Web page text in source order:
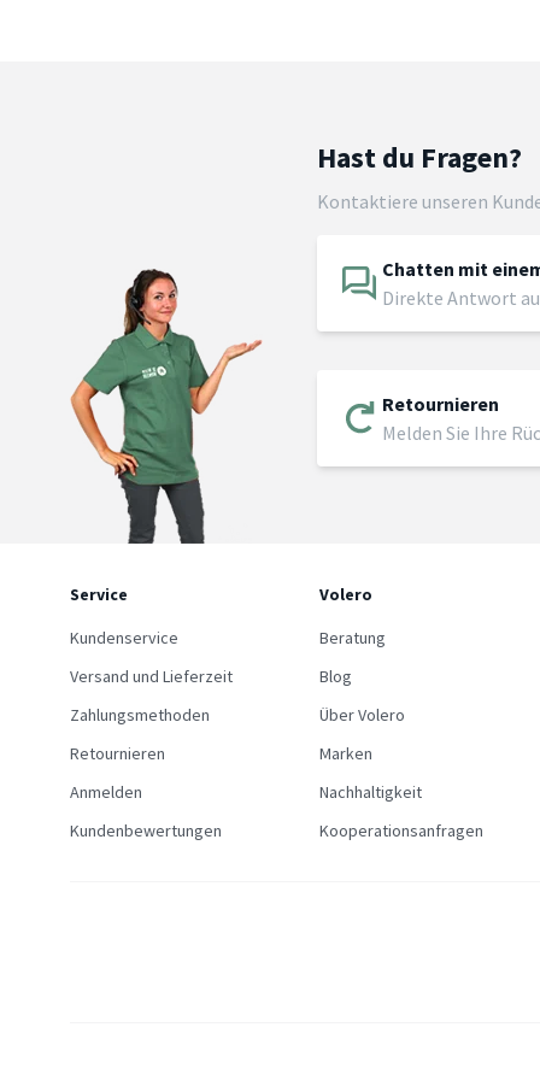
Hast du Fragen?
Kontaktiere unseren
Chatten mit
Direkte Antwort
Retournieren
Melden Sie Ihre
Service
Kundenservice
Versand und Lieferzeit
Zahlungsmethoden
Retournieren
Anmelden
Kundenbewertungen
Volero
Beratung
Blog
Über Volero
Marken
Nachhaltigkeit
Kooperationsanfragen